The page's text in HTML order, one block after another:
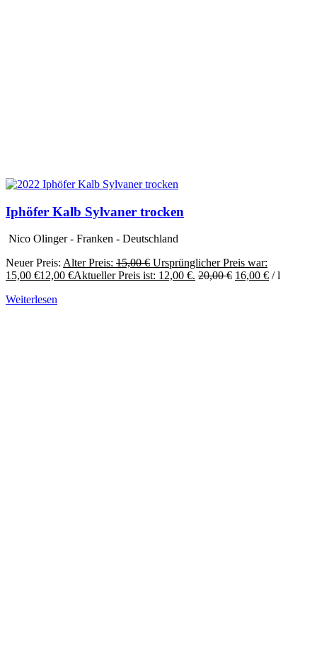
Iphöfer Kalb Sylvaner trocken
Nico Olinger - Franken - Deutschland
Neuer Preis: Alter Preis: 15,00€ Ursprünglicher Preis war:
15,00 €12,00 €Aktueller Preis ist: 12,00 €. 20,00€ 16,00 € /l
Weiterlesen